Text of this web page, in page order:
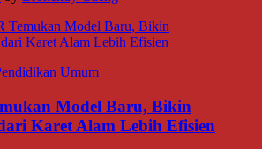
Umum
Model Baru, Bikin
Karet Alam Lebih Efisien